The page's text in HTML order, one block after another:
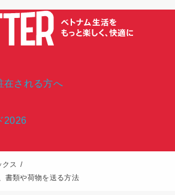
在される方へ
2026
クス
書類や荷物を送る方法